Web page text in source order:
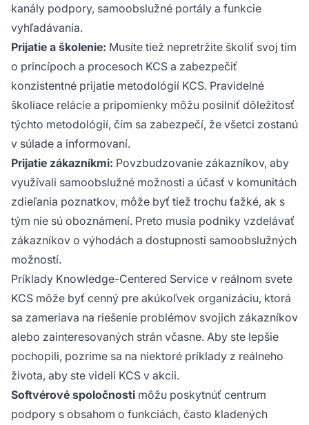
kanály podpory, samoobslužné portály a funkcie
vyhľadávania.
Prijatie a školenie: Musíte tiež nepretržite školiť svoj tím
o princípoch a procesoch KCS a zabezpečiť
konzistentné prijatie metodológií KCS. Pravidelné
školiace relácie a pripomienky môžu posilniť dôležitosť
týchto metodológií, čím sa zabezpečí, že všetci zostanú
v súlade a informovaní.
Prijatie zákazníkmi: Povzbudzovanie zákazníkov, aby
využívali samoobslužné možnosti a účasť v komunitách
zdieľania poznatkov, môže byť tiež trochu ťažké, ak s
tým nie sú oboznámení. Preto musia podniky vzdelávať
zákazníkov o výhodách a dostupnosti samoobslužných
možností.
Príklady Knowledge-Centered Service v reálnom svete
KCS môže byť cenný pre akúkoľvek organizáciu, ktorá
sa zameriava na riešenie problémov svojich zákazníkov
alebo zainteresovaných strán včasne. Aby ste lepšie
pochopili, pozrime sa na niektoré príklady z reálneho
života, aby ste videli KCS v akcii.
Softvérové spoločnosti môžu poskytnúť centrum
podpory s obsahom o funkciách, často kladených